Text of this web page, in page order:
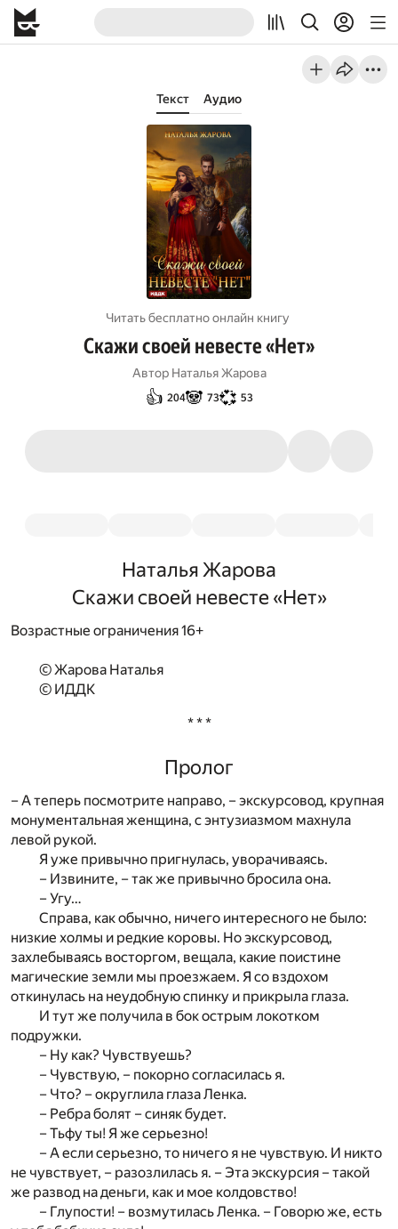
Текст Аудио
Читать бесплатно онлайн книгу
Скажи своей невесте «Нет»
Автор Наталья Жарова
👍 204🐼 73💞 53
Наталья Жарова
Скажи своей невесте «Нет»
Возрастные ограничения 16+
© Жарова Наталья
© ИДДК
* * *
Пролог
– А теперь посмотрите направо, – экскурсовод, крупная
монументальная женщина, с энтузиазмом махнула
левой рукой.
Я уже привычно пригнулась, уворачиваясь.
– Извините, – так же привычно бросила она.
– Угу…
Справа, как обычно, ничего интересного не было:
низкие холмы и редкие коровы. Но экскурсовод,
захлебываясь восторгом, вещала, какие поистине
магические земли мы проезжаем. Я со вздохом
откинулась на неудобную спинку и прикрыла глаза.
И тут же получила в бок острым локотком
подружки.
– Ну как? Чувствуешь?
– Чувствую, – покорно согласилась я.
– Что? – округлила глаза Ленка.
– Ребра болят – синяк будет.
– Тьфу ты! Я же серьезно!
– А если серьезно, то ничего я не чувствую. И никто
не чувствует, – разозлилась я. – Эта экскурсия – такой
же развод на деньги, как и мое колдовство!
– Глупости! – возмутилась Ленка. – Говорю же, есть